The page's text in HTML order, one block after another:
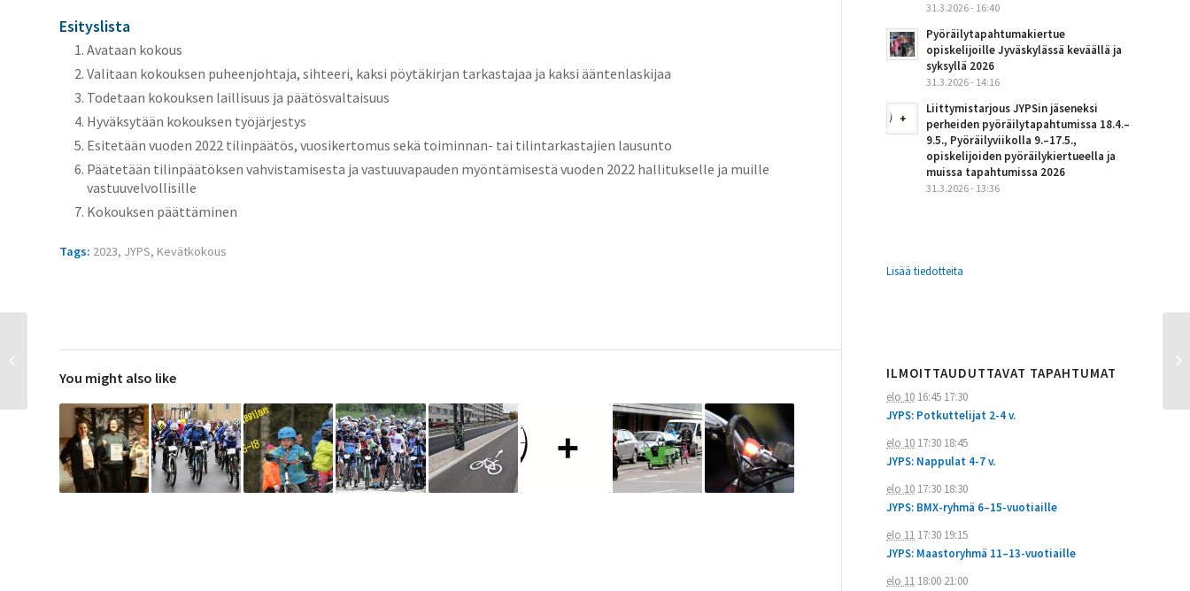
Esityslista
Avataan kokous
Valitaan kokouksen puheenjohtaja, sihteeri, kaksi pöytäkirjan tarkastajaa ja kaksi ääntenlaskijaa
Todetaan kokouksen laillisuus ja päätösvaltaisuus
Hyväksytään kokouksen työjärjestys
Esitetään vuoden 2022 tilinpäätös, vuosikertomus sekä toiminnan- tai tilintarkastajien lausunto
Päätetään tilinpäätöksen vahvistamisesta ja vastuuvapauden myöntämisestä vuoden 2022 hallitukselle ja muille
vastuuvelvollisille
Kokouksen päättäminen
Tags: 2023, JYPS, Kevätkokous
You might also like
31.3.2026 - 16:40
Pyöräilytapahtumakiertue
opiskelijoille Jyväskylässä keväällä ja
syksyllä 2026
31.3.2026 - 14:16
Liittymistarjous JYPSin jäseneksi
perheiden pyöräilytapahtumissa 18.4.–
9.5., Pyöräilyviikolla 9.–17.5.,
opiskelijoiden pyöräilykiertueella ja
muissa tapahtumissa 2026
31.3.2026 - 13:36
Lisää tiedotteita
ILMOITTAUDUTTAVAT TAPAHTUMAT
elo 10 16:45 17:30
JYPS: Potkuttelijat 2-4 v.
elo 10 17:30 18:45
JYPS: Nappulat 4-7 v.
elo 10 17:30 18:30
JYPS: BMX-ryhmä 6–15-vuotiaille
elo 11 17:30 19:15
JYPS: Maastoryhmä 11–13-vuotiaille
elo 11 18:00 21:00
hankkeelle liikkumisen
ohjauksen
valtionavustusta 2023